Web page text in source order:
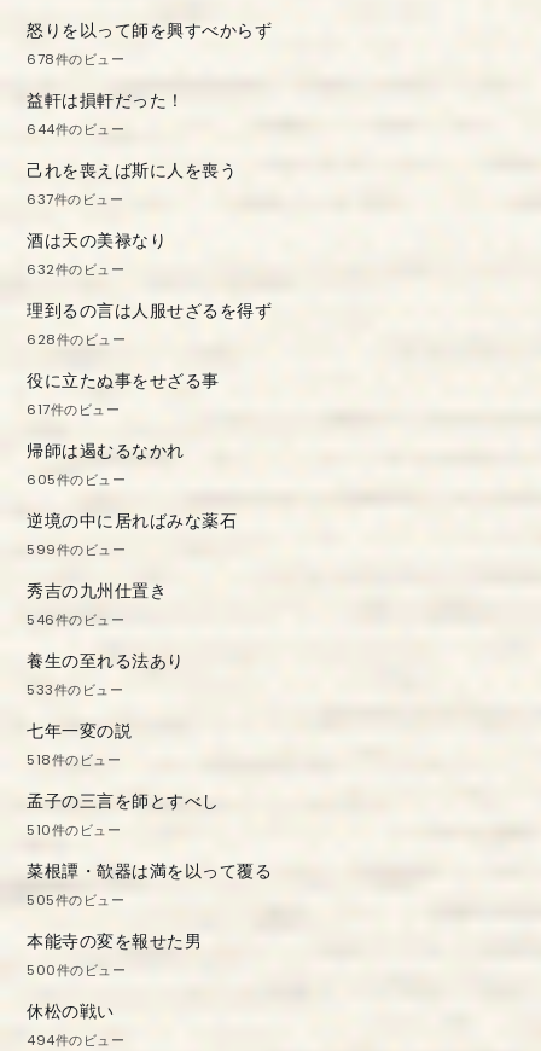
怒りを以って師を興すべからず
678件のビュー
益軒は損軒だった！
644件のビュー
己れを喪えば斯に人を喪う
637件のビュー
酒は天の美禄なり
632件のビュー
理到るの言は人服せざるを得ず
628件のビュー
役に立たぬ事をせざる事
617件のビュー
帰師は遏むるなかれ
605件のビュー
逆境の中に居ればみな薬石
599件のビュー
秀吉の九州仕置き
546件のビュー
養生の至れる法あり
533件のビュー
七年一変の説
518件のビュー
孟子の三言を師とすべし
510件のビュー
菜根譚・欹器は満を以って覆る
505件のビュー
本能寺の変を報せた男
500件のビュー
休松の戦い
494件のビュー